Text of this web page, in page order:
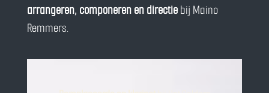
arrangeren, componeren en directiebij Maino
Remmers.